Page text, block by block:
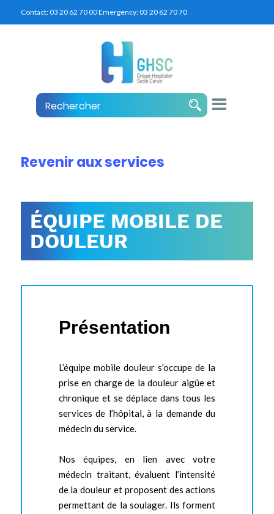
Contact:03 20 62 70 00Emergency:03 20 62 70 70
Revenir aux services
ÉQUIPE MOBILE DE
DOULEUR
Présentation
L’équipe mobile douleur s’occupe de la
prise en charge de la douleur aigüe et
chronique et se déplace dans tous les
services de l’hôpital, à la demande du
médecin du service.
Nos équipes, en lien avec votre
médecin traitant, évaluent l’intensité
de la douleur et proposent des actions
permettant de la soulager. Ils forment